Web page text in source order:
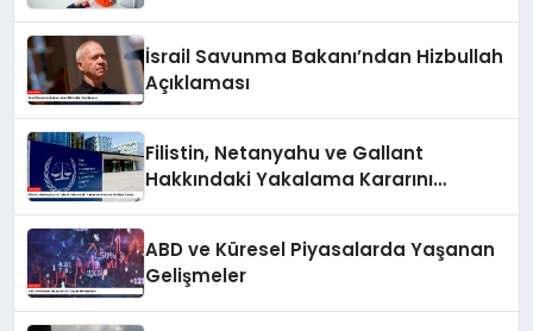
İsrail Savunma Bakanı’ndan Hizbullah
Açıklaması
Filistin, Netanyahu ve Gallant
Hakkındaki Yakalama Kararını
ABD ve Küresel Piyasalarda Yaşanan
Gelişmeler